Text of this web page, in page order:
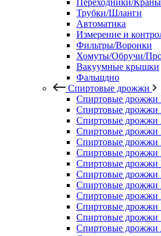
Переходники/
Трубки/Шланги
Автоматика
Измерение и
Фильтры/Воронки
Хомуты/Обручи/
Вакуумные крышки
Фальшдно
Спиртовые дрожжи
Спиртовые дрожжи
Спиртовые дрожжи
Спиртовые дрожжи
Спиртовые дрожжи
Спиртовые дрожжи
Спиртовые дрожжи
Спиртовые дрожжи
Спиртовые дрожжи
Спиртовые дрожжи
Спиртовые дрожжи
Спиртовые дрожжи
Спиртовые дрожжи
Спиртовые дрожжи